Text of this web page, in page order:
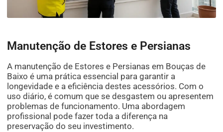
Manutenção de Estores e Persianas
A manutenção de Estores e Persianas em Bouças de
Baixo é uma prática essencial para garantir a
longevidade e a eficiência destes acessórios. Com o
uso diário, é comum que se desgastem ou apresentem
problemas de funcionamento. Uma abordagem
profissional pode fazer toda a diferença na
preservação do seu investimento.